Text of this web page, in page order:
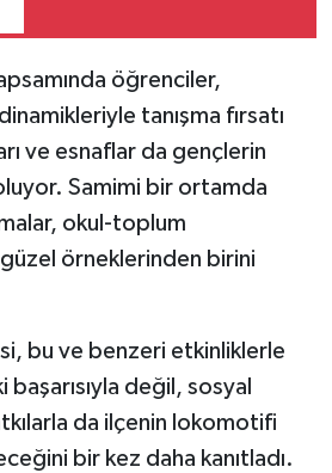
öğrenciler,
tanışma fırsatı
ve esnaflar da gençlerin
Samimi bir ortamda
okul-toplum
güzel örneklerinden birini
bu ve benzeri etkinliklerle
değil, sosyal
da ilçenin lokomotifi
bir kez daha kanıtladı.